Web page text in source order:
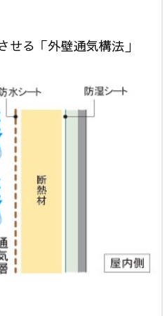
せる「外壁通気構法」